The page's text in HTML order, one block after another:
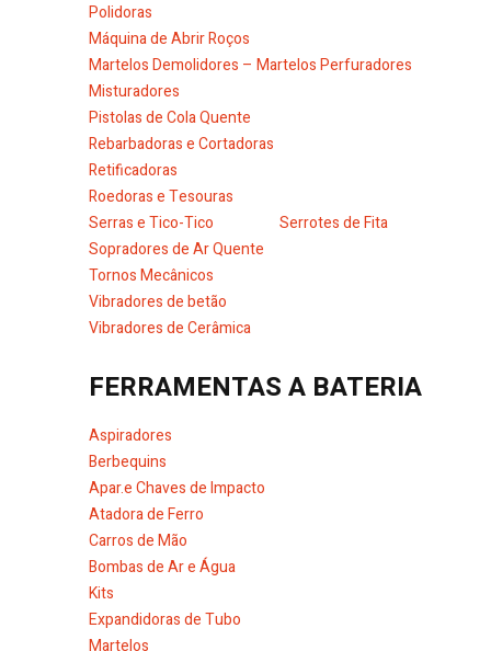
Polidoras
Máquina de Abrir Roços
Martelos Demolidores – Martelos Perfuradores
Misturadores
Pistolas de Cola Quente
Rebarbadoras e Cortadoras
Retificadoras
Roedoras e Tesouras
Serras e Tico-Tico
Serrotes de Fita
Sopradores de Ar Quente
Tornos Mecânicos
Vibradores de betão
Vibradores de Cerâmica
FERRAMENTAS A BATERIA
Aspiradores
Berbequins
Apar.e Chaves de Impacto
Atadora de Ferro
Carros de Mão
Bombas de Ar e Água
Kits
Expandidoras de Tubo
Martelos